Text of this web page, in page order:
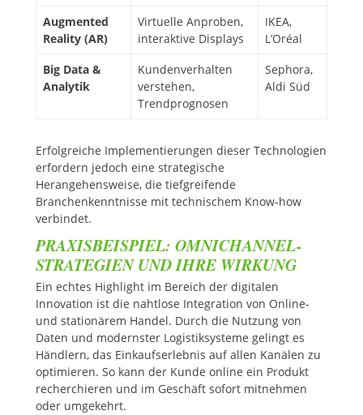
Augmented
Reality (AR)
Virtuelle Anproben,
interaktive Displays
IKEA,
L’Oréal
Big Data &
Analytik
Kundenverhalten
verstehen,
Trendprognosen
Sephora,
Aldi Süd
Erfolgreiche Implementierungen dieser Technologien
erfordern jedoch eine strategische
Herangehensweise, die tiefgreifende
Branchenkenntnisse mit technischem Know-how
verbindet.
PRAXISBEISPIEL: OMNICHANNEL-
STRATEGIEN UND IHRE WIRKUNG
Ein echtes Highlight im Bereich der digitalen
Innovation ist die nahtlose Integration von Online-
und stationärem Handel. Durch die Nutzung von
Daten und modernster Logistiksysteme gelingt es
Händlern, das Einkaufserlebnis auf allen Kanälen zu
optimieren. So kann der Kunde online ein Produkt
recherchieren und im Geschäft sofort mitnehmen
oder umgekehrt.